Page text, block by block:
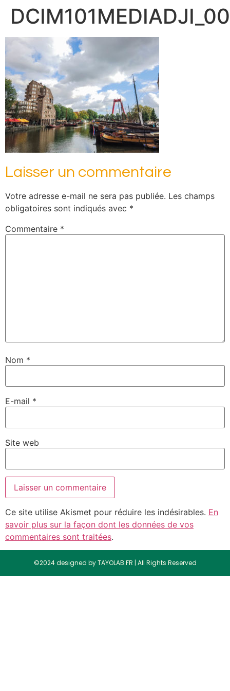
Laisser un commentaire
Votre adresse e-mail ne sera pas publiée. Les champs
obligatoires sont indiqués avec *
Commentaire *
Nom *
E-mail *
Site web
Ce site utilise Akismet pour réduire les indésirables. En
savoir plus sur la façon dont les données de vos
commentaires sont traitées.
©2024 designed by TAYOLAB.FR | All Rights Reserved